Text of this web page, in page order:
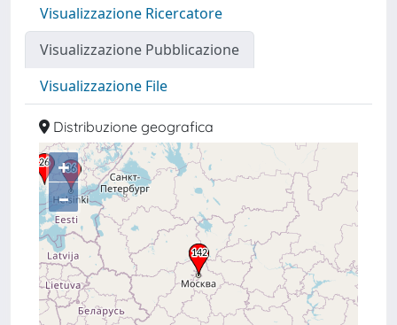
Visualizzazione Ricercatore
Visualizzazione Pubblicazione
Visualizzazione File
Distribuzione geografica
+
–